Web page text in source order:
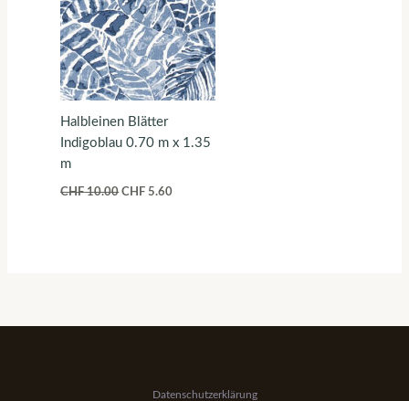
Halbleinen Blätter
Indigoblau 0.70 m x 1.35
m
CHF10.00 CHF 5.60
Datenschutzerklärung